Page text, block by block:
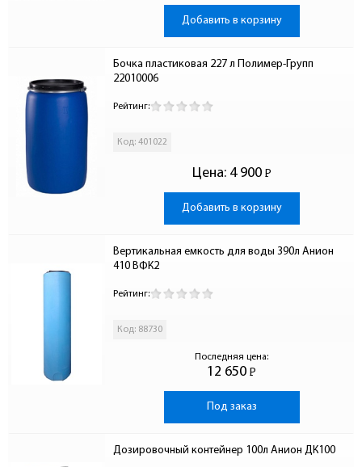
Добавить в корзину
Бочка пластиковая 227 л Полимер-Групп
22010006
Рейтинг:
Код: 401022
Цена: 4 900 Р
-
Добавить в корзину
Вертикальная емкость для воды 390л Анион
410 ВФК2
Рейтинг:
Код: 88730
Последняя цена:
12 650 Р
-
Под заказ
Дозировочный контейнер 100л Анион ДК100